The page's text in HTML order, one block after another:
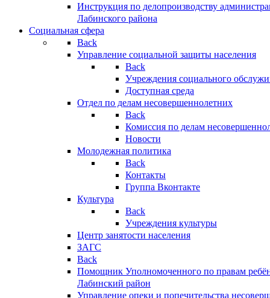
Инструкция по делопроизводству
Лабинского района
Социальная сфера
Back
Управление социальной защиты населения
Back
Учреждения социального
Доступная среда
Отдел по делам несовершеннолетних
Back
Комиссия по делам
Новости
Молодежная политика
Back
Контакты
Группа Вконтакте
Культура
Back
Учреждения культуры
Центр занятости населения
ЗАГС
Back
Помощник Уполномоченного по правам
Лабинский район
Управление опеки и попечительства